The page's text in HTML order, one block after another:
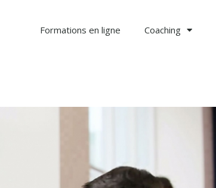
Formations en ligne Coaching